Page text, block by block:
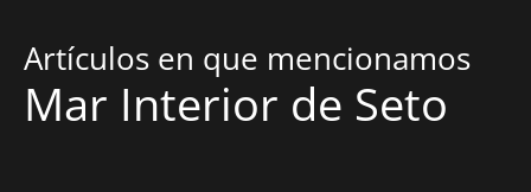
Artículos en que mencionamos
Mar Interior de Seto